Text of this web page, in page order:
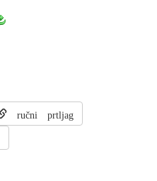
ručni prtljag